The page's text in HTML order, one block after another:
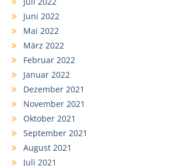
Juni 2022
Mai 2022
März 2022
Februar 2022
Januar 2022
Dezember 2021
November 2021
Oktober 2021
September 2021
August 2021
Juli 2021